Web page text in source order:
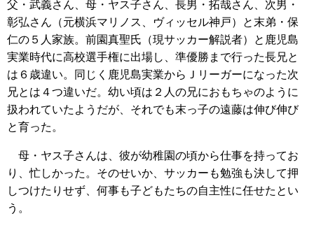
父・武義さん、母・ヤス子さん、長男・拓哉さん、次男・
彰弘さん（元横浜マリノス、ヴィッセル神戸）と末弟・保
仁の５人家族。前園真聖氏（現サッカー解説者）と鹿児島
実業時代に高校選手権に出場し、準優勝まで行った長兄と
は６歳違い。同じく鹿児島実業からＪリーガーになった次
兄とは４つ違いだ。幼い頃は２人の兄におもちゃのように
扱われていたようだが、それでも末っ子の遠藤は伸び伸び
と育った。
母・ヤス子さんは、彼が幼稚園の頃から仕事を持ってお
り、忙しかった。そのせいか、サッカーも勉強も決して押
しつけたりせず、何事も子どもたちの自主性に任せたとい
う。